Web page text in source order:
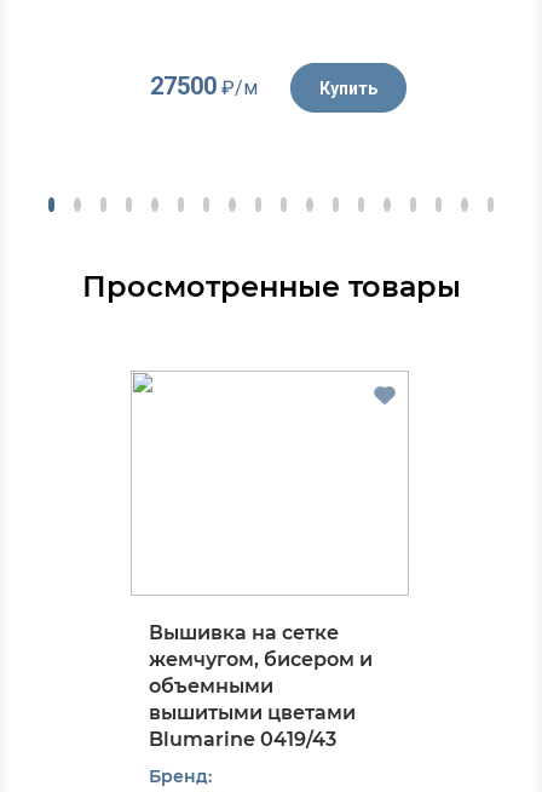
27500₽/м Купить
Просмотренные товары
Вышивка на сетке
жемчугом, бисером и
объемными
вышитыми цветами
Blumarinе 0419/43
Бренд: